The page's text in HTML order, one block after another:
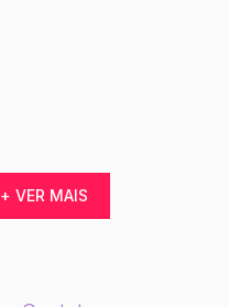
+ VER MAIS